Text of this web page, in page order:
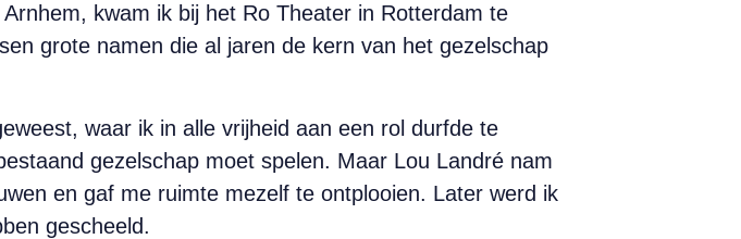
kwam ik bij het Ro Theater in Rotterdam te
grote namen die al jaren de kern van het gezelschap
waar ik in alle vrijheid aan een rol durfde te
gezelschap moet spelen. Maar Lou Landré nam
en gaf me ruimte mezelf te ontplooien. Later werd ik
gescheeld.